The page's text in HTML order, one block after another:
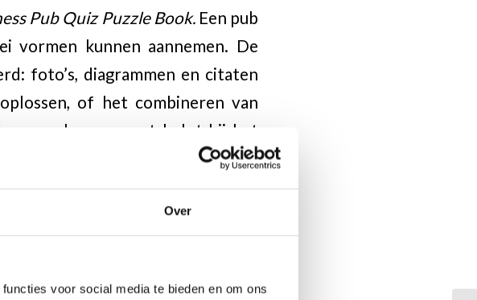
Over
voor social media te bieden en om ons
Pub Quiz Puzzle Book. Een pub
vormen kunnen aannemen. De
foto’s, diagrammen en citaten
of het combineren van
puzzels, maar wat helpt bij het
(genummerde) letters in de
vormen, en dat levert weer
hintspagina en alle puzzels
schaakweetjes op te doen!